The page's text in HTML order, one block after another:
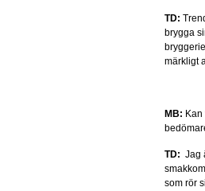
TD:
brygga
märkligt
MB:
TD: Jag
som rör